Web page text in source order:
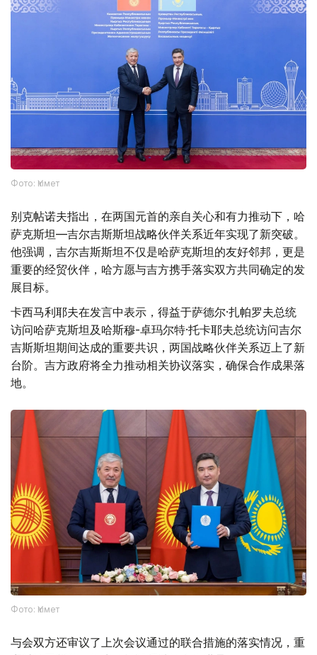
Фото: Үкімет
别克帖诺夫指出，在两国元首的亲自关心和有力推动下，哈
萨克斯坦—吉尔吉斯斯坦战略伙伴关系近年实现了新突破。
他强调，吉尔吉斯斯坦不仅是哈萨克斯坦的友好邻邦，更是
重要的经贸伙伴，哈方愿与吉方携手落实双方共同确定的发
展目标。
卡西马利耶夫在发言中表示，得益于萨德尔·扎帕罗夫总统
访问哈萨克斯坦及哈斯穆-卓玛尔特·托卡耶夫总统访问吉尔
吉斯斯坦期间达成的重要共识，两国战略伙伴关系迈上了新
台阶。吉方政府将全力推动相关协议落实，确保合作成果落
地。
Фото: Үкімет
与会双方还审议了上次会议通过的联合措施的落实情况，重